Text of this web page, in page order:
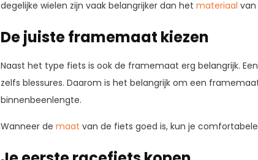
degelijke wielen zijn vaak belangrijker dan hetmateriaal
De juiste framemaat kiezen
Naast het type fiets is ook de framemaat erg belangrijk.
zelfs blessures. Daarom is het belangrijk om een
binnenbeenlengte.
Wanneer demaat van de fiets goed is, kun je